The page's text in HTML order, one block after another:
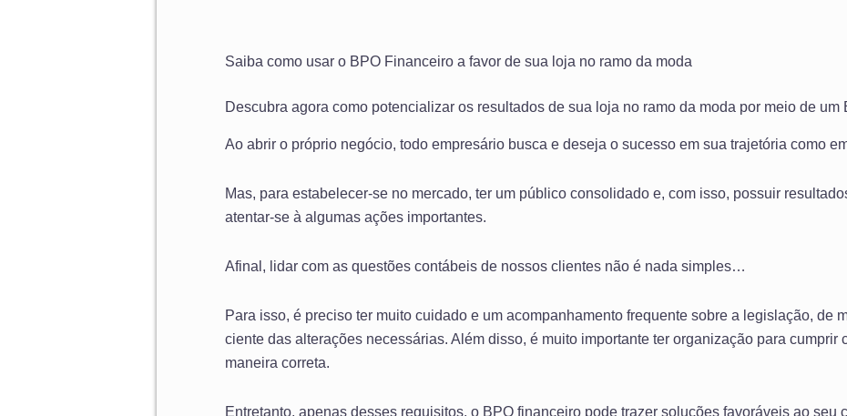
Saiba como usar o BPO Financeiro a favor de sua loja no ramo da moda
Descubra agora como potencializar os resultados de sua loja no ramo da moda por meio de um
Ao abrir o próprio negócio, todo empresário busca e deseja o sucesso em sua trajetória como
Mas, para estabelecer-se no mercado, ter um público consolidado e, com isso, possuir
atentar-se à algumas ações importantes.
Afinal, lidar com as questões contábeis de nossos clientes não é nada simples…
Para isso, é preciso ter muito cuidado e um acompanhamento frequente sobre a legislação, de
ciente das alterações necessárias. Além disso, é muito importante ter organização para cumprir
maneira correta.
Entretanto, apenas desses requisitos, o BPO financeiro pode trazer soluções favoráveis ao seu